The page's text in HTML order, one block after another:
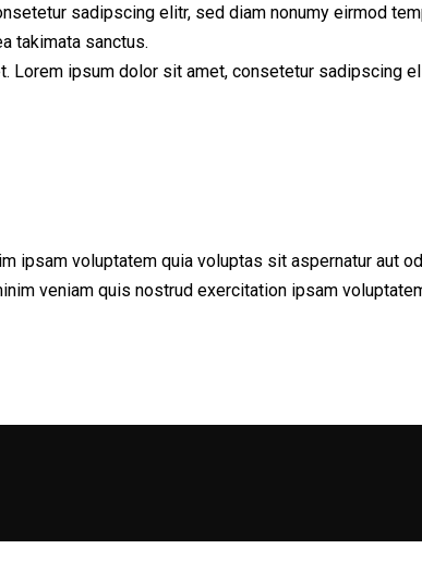
sadipscing elitr, sed diam nonumy eirmod
takimata sanctus.
Lorem ipsum dolor sit amet, consetetur sadipscing
ipsam voluptatem quia voluptas sit aspernatur aut
veniam quis nostrud exercitation ipsam